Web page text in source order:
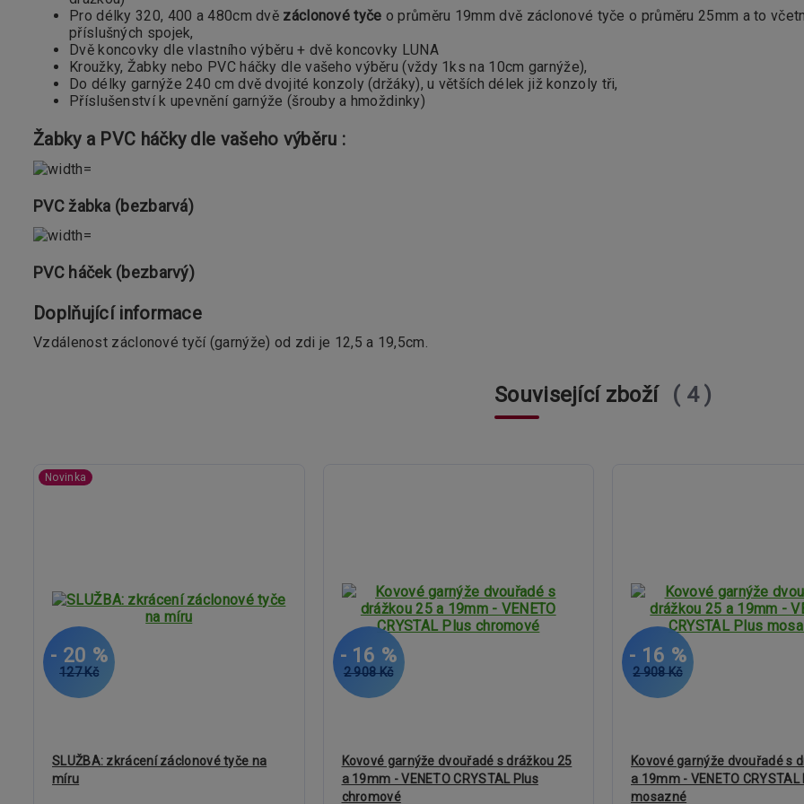
Pro délky 320, 400 a 480cm dvě záclonové tyče o průměru 19mm dvě záclonové tyče o průměru 25mm a to
příslušných spojek,
Dvě koncovky dle vlastního výběru + dvě koncovky LUNA
Kroužky, Žabky nebo PVC háčky dle vašeho výběru (vždy 1ks na 10cm garnýže),
Do délky garnýže 240 cm dvě dvojité konzoly (držáky), u větších délek již konzoly tři,
Příslušenství k upevnění garnýže (šrouby a hmoždinky)
Žabky a PVC háčky dle vašeho výběru :
PVC žabka (bezbarvá)
PVC háček (bezbarvý)
Doplňující informace
Vzdálenost záclonové tyčí (garnýže) od zdi je 12,5 a 19,5cm.
Související zboží 4
Novinka
127 Kč
- 20 %
SLUŽBA: zkrácení záclonové tyče na
míru
2 908 Kč
- 16 %
Kovové garnýže dvouřadé s drážkou 25
a 19mm - VENETO CRYSTAL Plus
chromové
2 908 Kč
- 16 %
Kovové garnýže dvouřadé s
a 19mm - VENETO CRYSTAL
mosazné